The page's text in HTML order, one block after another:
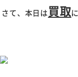
さて、本日は買取